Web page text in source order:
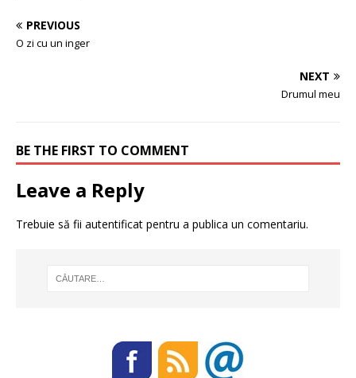
PREVIOUS
O zi cu un inger
NEXT
Drumul meu
BE THE FIRST TO COMMENT
Leave a Reply
Trebuie să fii autentificat pentru a publica un comentariu.